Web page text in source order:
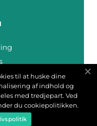
til at huske dine
af indhold og
med tredjepart. Ved
du cookiepolitikken.